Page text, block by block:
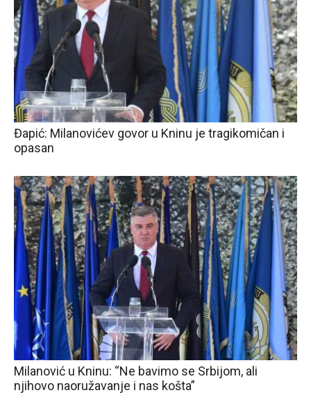
Đapić: Milanovićev govor u Kninu je tragikomičan i
opasan
Milanović u Kninu: “Ne bavimo se Srbijom, ali
njihovo naoružavanje i nas košta”